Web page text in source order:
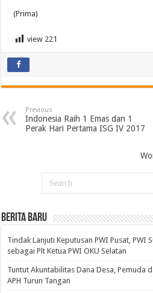
(Prima)
view 221
Previous
Indonesia Raih 1 Emas dan 1
Perak Hari Pertama ISG IV 2017
BERITA BARU
Tindak Lanjuti Keputusan PWI Pusat, PWI
sebagai Plt Ketua PWI OKU Selatan
Tuntut Akuntabilitas Dana Desa, Pemuda
APH Turun Tangan